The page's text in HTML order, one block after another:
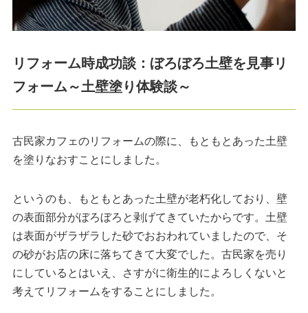
リフォーム時成功談：ぼろぼろ土壁を見事リ
フォーム～土壁塗り体験談～
古民家カフェのリフォームの際に、もともとあった土壁
を塗りなおすことにしました。
というのも、もともとあった土壁が老朽化しており、壁
の表面部分がぼろぼろと剥げてきていたからです。土壁
は表面がザラザラした砂でおおわれていましたので、そ
の砂がお店の床に落ちてきて大変でした。古民家を売り
にしているとはいえ、さすがに衛生的によろしくないと
考えてリフォームをすることにしました。